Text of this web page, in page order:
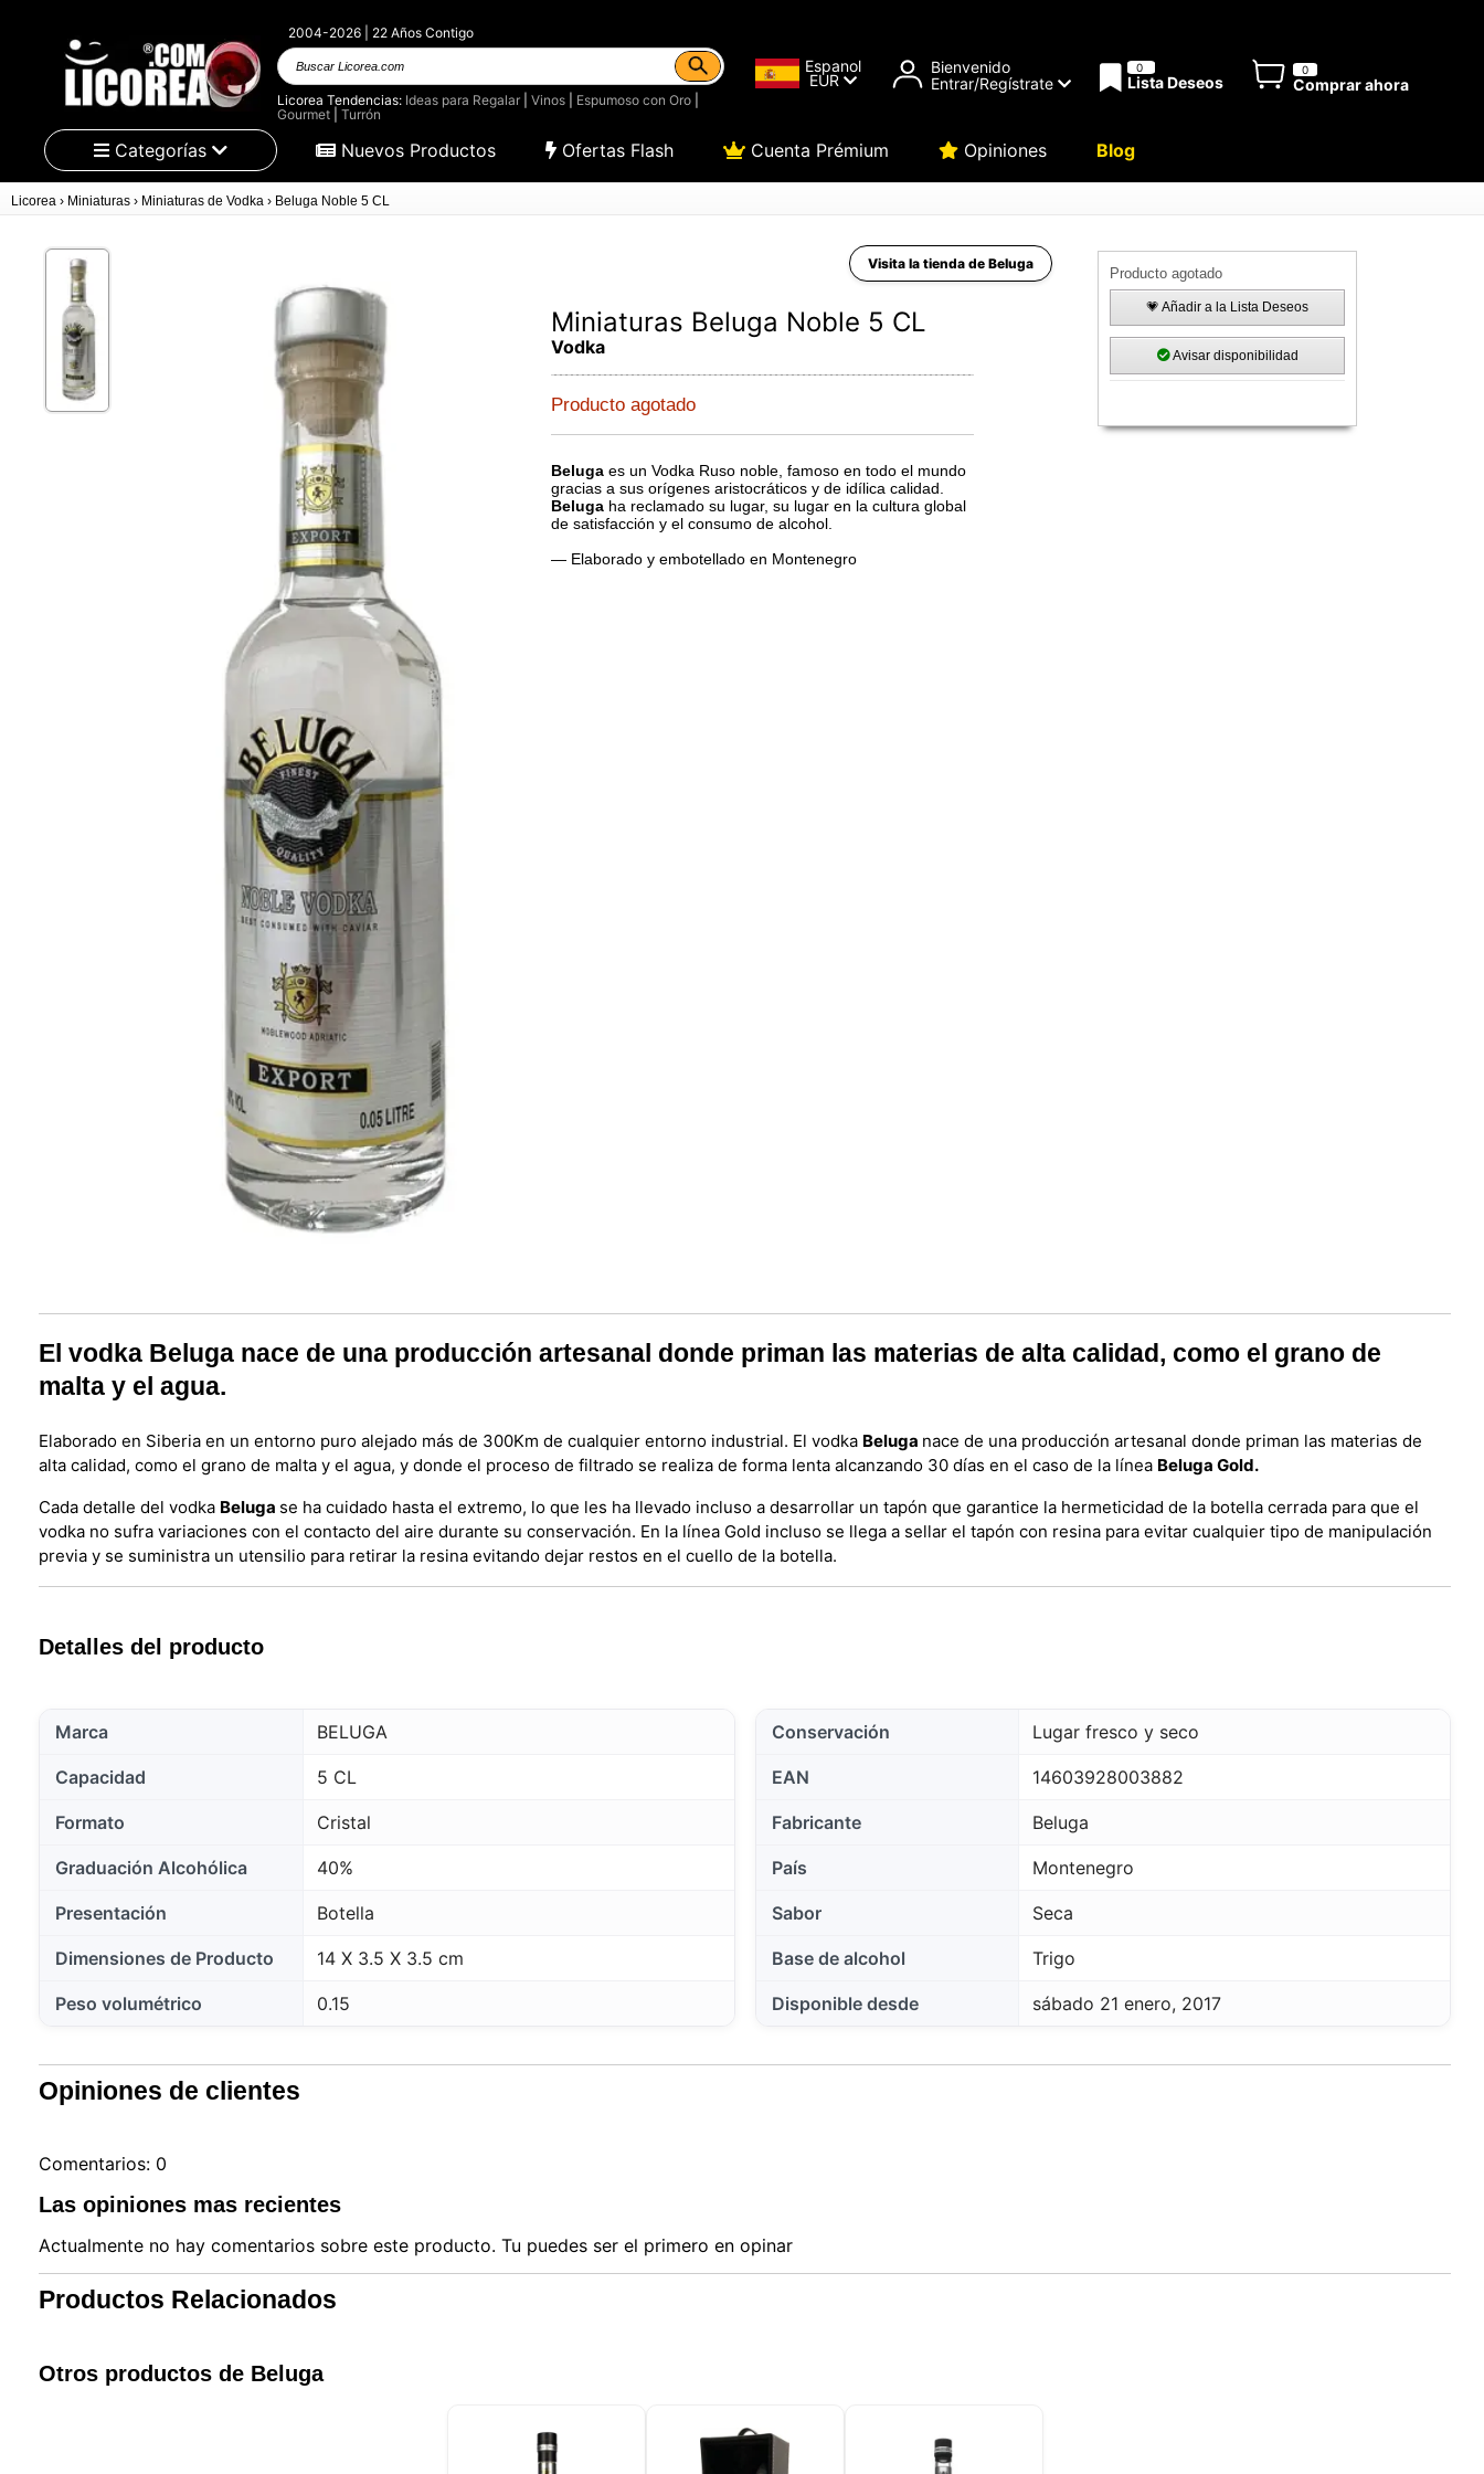
2004-2026 | 22 Años Contigo
Buscar Licorea.com
Licorea Tendencias: Ideas para Regalar| Vinos| Espumoso con Oro|
Gourmet| Turrón
Espanol
EUR
Bienvenido
Entrar/Regístrate
0
Lista Deseos
0
Comprar ahora
Categorías Nuevos Productos Ofertas Flash Cuenta Prémium Opiniones Blog
Licorea › Miniaturas › Miniaturas de Vodka › Beluga Noble 5 CL
Visita la tienda de Beluga
Miniaturas Beluga Noble 5 CL
Vodka
Producto agotado
Beluga es un Vodka Ruso noble, famoso en todo el mundo
gracias a sus orígenes aristocráticos y de idílica calidad.
Beluga ha reclamado su lugar, su lugar en la cultura global
de satisfacción y el consumo de alcohol.
— Elaborado y embotellado en Montenegro
Producto agotado
💗 Añadir a la Lista Deseos
Avisar disponibilidad
El vodka Beluga nace de una producción artesanal donde priman las materias de alta calidad, como el grano de
malta y el agua.
Elaborado en Siberia en un entorno puro alejado más de 300Km de cualquier entorno industrial. El vodka Beluga nace de una producción artesanal donde priman las materias de
alta calidad, como el grano de malta y el agua, y donde el proceso de filtrado se realiza de forma lenta alcanzando 30 días en el caso de la línea Beluga Gold.
Cada detalle del vodka Beluga se ha cuidado hasta el extremo, lo que les ha llevado incluso a desarrollar un tapón que garantice la hermeticidad de la botella cerrada para que el
vodka no sufra variaciones con el contacto del aire durante su conservación. En la línea Gold incluso se llega a sellar el tapón con resina para evitar cualquier tipo de manipulación
previa y se suministra un utensilio para retirar la resina evitando dejar restos en el cuello de la botella.
Detalles del producto
Marca BELUGA
Capacidad 5 CL
Formato Cristal
Graduación Alcohólica 40%
Presentación Botella
Dimensiones de Producto 14 X 3.5 X 3.5 cm
Peso volumétrico 0.15
Conservación Lugar fresco y seco
EAN 14603928003882
Fabricante Beluga
País Montenegro
Sabor Seca
Base de alcohol Trigo
Disponible desde sábado 21 enero, 2017
Opiniones de clientes
Comentarios: 0
Las opiniones mas recientes
Actualmente no hay comentarios sobre este producto. Tu puedes ser el primero en opinar
Productos Relacionados
Otros productos de Beluga